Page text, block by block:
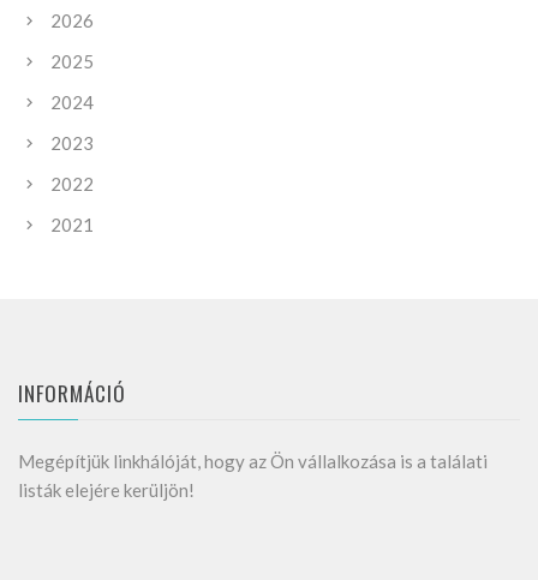
2026
2025
2024
2023
2022
2021
INFORMÁCIÓ
Megépítjük linkhálóját, hogy az Ön vállalkozása is a találati
listák elejére kerüljön!